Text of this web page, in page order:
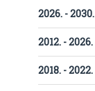
2026. - 2030.
2012. - 2026.
2018. - 2022.